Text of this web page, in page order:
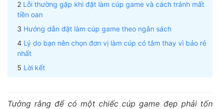
Lỗi thường gặp khi đặt làm cúp game và cách tránh mất
tiền oan
Hướng dẫn đặt làm cúp game theo ngân sách
Lý do bạn nên chọn đơn vị làm cúp có tâm thay vì báo rẻ
nhất
Lời kết
Tưởng rằng để có một chiếc cúp game đẹp phải tốn